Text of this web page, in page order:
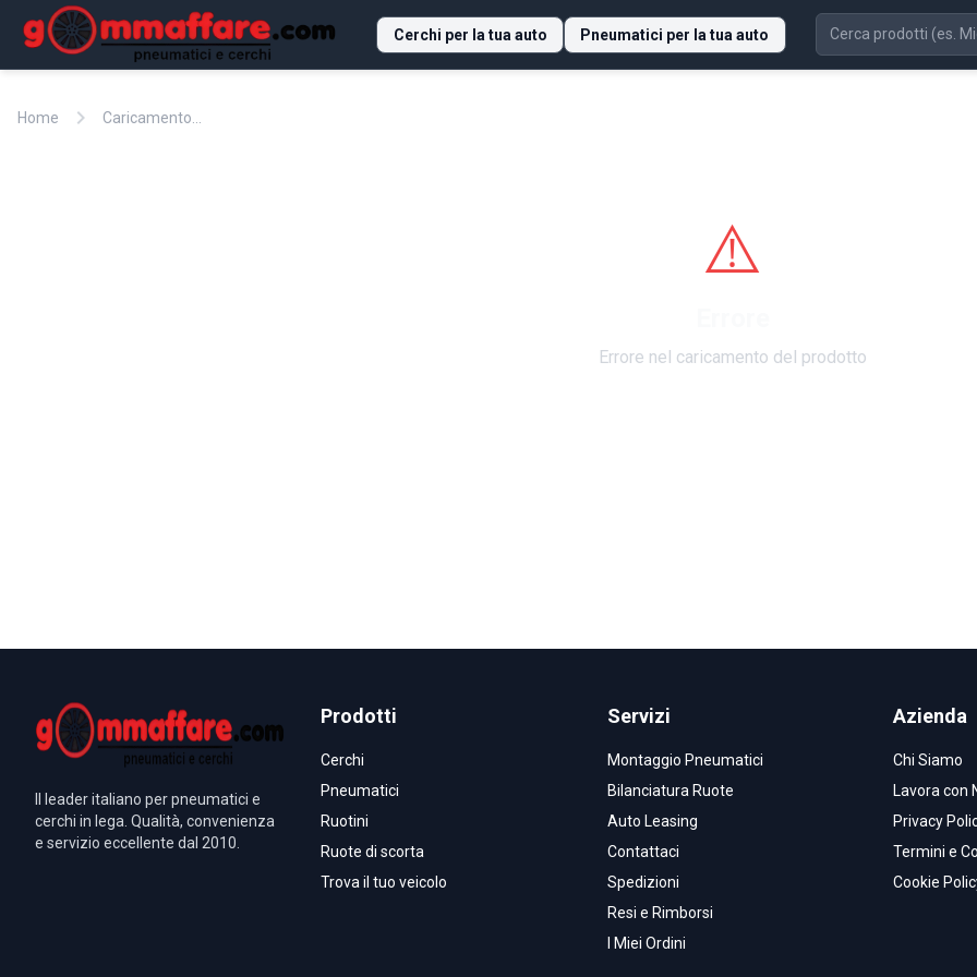
Cerchi per la tua auto Pneumatici per la tua auto
Home chevron_right Caricamento...
⚠️
Errore nel caricamento del prodotto
Il leader italiano per pneumatici e
cerchi in lega. Qualità, convenienza
e servizio eccellente dal 2010.
Prodotti
Cerchi
Pneumatici
Ruotini
Ruote di scorta
Trova il tuo veicolo
Servizi
Montaggio Pneumatici
Bilanciatura Ruote
Auto Leasing
Contattaci
Spedizioni
Resi e Rimborsi
I Miei Ordini
Azienda
Chi Siamo
Lavora con
Privacy
Termini e
Cookie